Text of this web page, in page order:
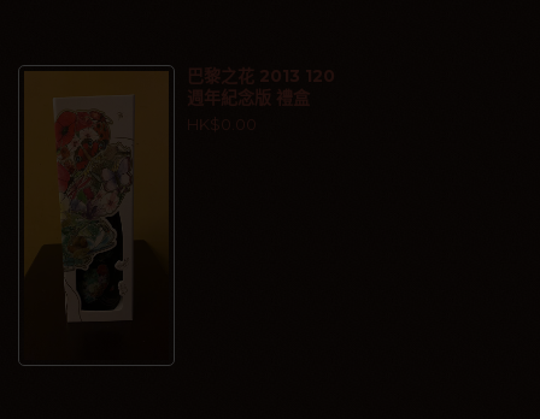
巴黎之花 2013 120
週年紀念版 禮盒
HK$0.00